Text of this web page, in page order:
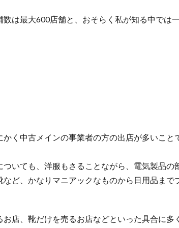
数は最大600店舗と、おそらく私が知る中では
かく中古メインの事業者の方の出店が多いこと
ついても、洋服もさることながら、電気製品の
など、かなりマニアックなものから日用品まで
お店、靴だけを売るお店などといった具合に多